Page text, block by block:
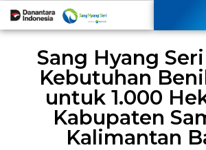
Sang Hyang
Kebutuhan
untuk 1.000
Kabupaten
Kalimantan